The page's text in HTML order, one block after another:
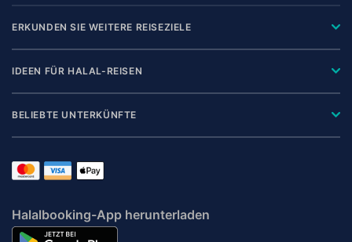
ERKUNDEN SIE WEITERE REISEZIELE
IDEEN FÜR HALAL-REISEN
BELIEBTE UNTERKÜNFTE
Halalbooking-App herunterladen